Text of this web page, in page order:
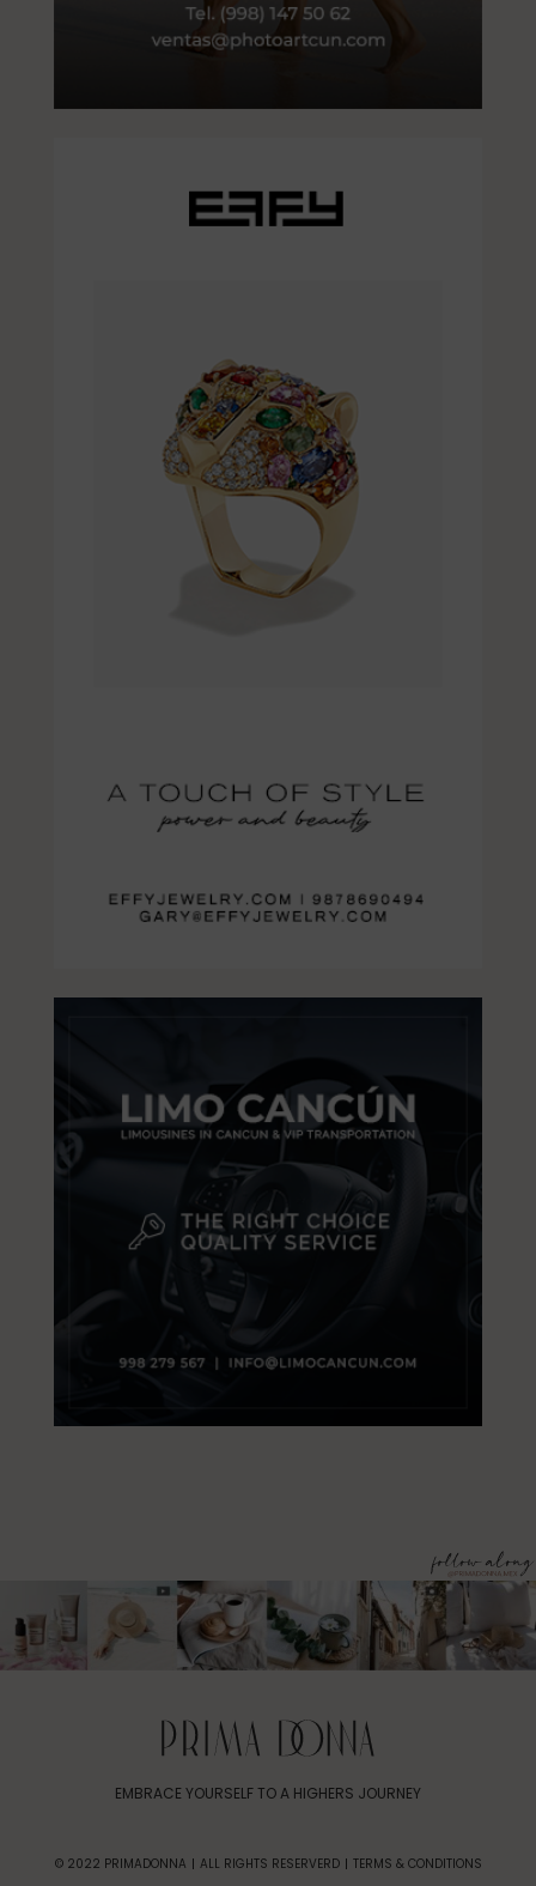
EMBRACE YOURSELF TO A HIGHERS JOURNEY
© 2022 PRIMADONNA ALL RIGHTS RESERVERD TERMS & CONDITIONS